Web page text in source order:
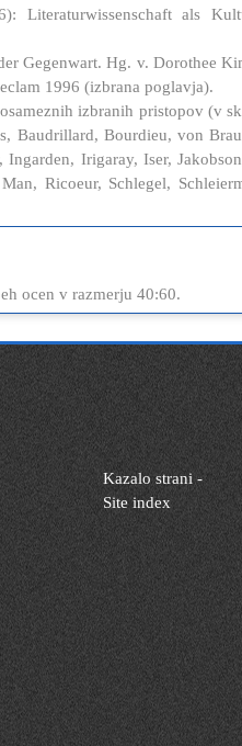
Literaturwissenschaft als
Gegenwart. Hg. v. Dorothee
1996 (izbrana poglavja).
izbranih pristopov (v
Baudrillard, Bourdieu, von
Ingarden, Irigaray, Iser,
Ricoeur, Schlegel,
ocen v razmerju 40:60.
Kazalo strani -
Site index